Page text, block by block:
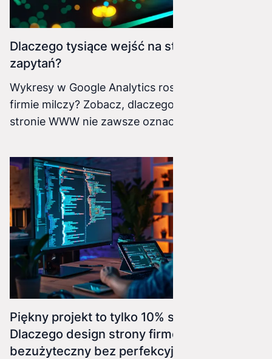
Dlaczego tysiące wejść na stronę nie dają
zapytań?
Wykresy w Google Analytics rosną, ale telefon w
firmie milczy? Zobacz, dlaczego duży ruch na
stronie WWW nie zawsze oznacza dużą
odwiedzających w płacących klientów.
Piękny projekt to tylko 10% sukcesu.
Dlaczego design strony firmowej jest
bezużyteczny bez perfekcyjnego kodu?